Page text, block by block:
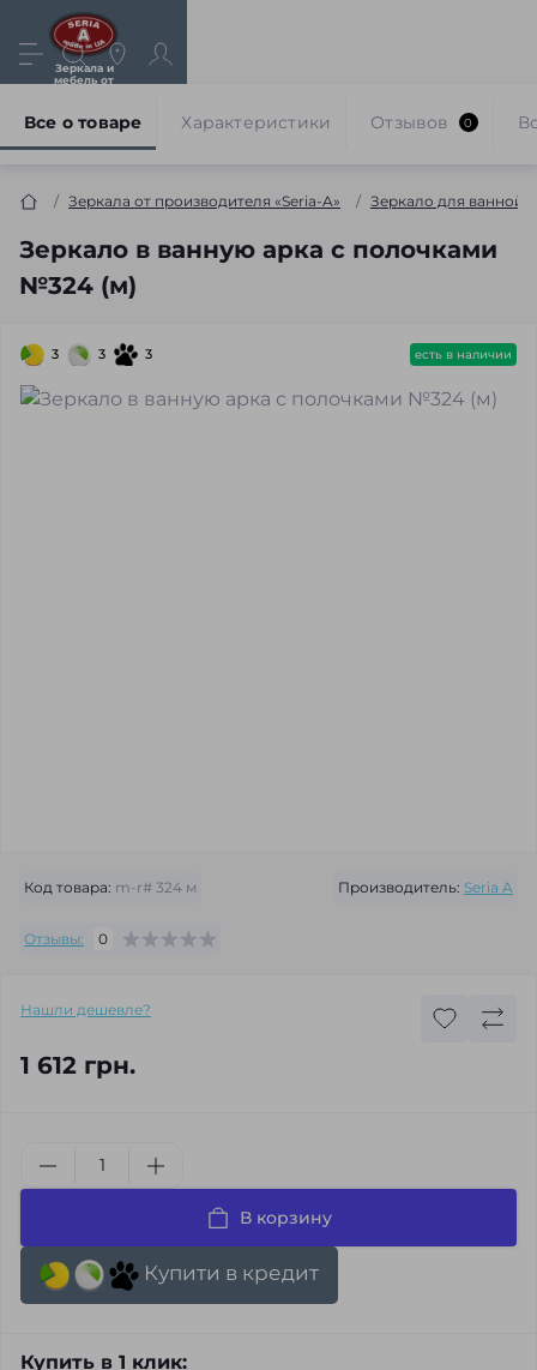
Зеркала и
мебель от
Зеркала от производителя «Seria-A» Зеркало для ванной
Зеркало в ванную арка с полочками
№324 (м)
Все о товаре Характеристики Отзывов 0
3 3 3 есть в наличии
Код товара: m-r# 324 м Производитель: Seria A
Отзывы: 0
Нашли дешевле?
1 612 грн.
В корзину
Купити в кредит
Купить в 1 клик: